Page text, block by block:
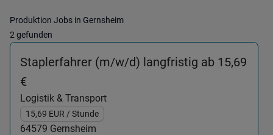
Produktion Jobs in Gernsheim
2 gefunden
Staplerfahrer (m/w/d) langfristig ab 15,69
€
Logistik & Transport
15,69 EUR / Stunde
64579 Gernsheim